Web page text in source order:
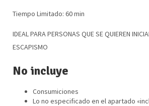
Tiempo Limitado: 60 min
IDEAL PARA PERSONAS QUE SE QUIEREN
ESCAPISMO
No incluye
Consumiciones
Lo no especificado en el apartado